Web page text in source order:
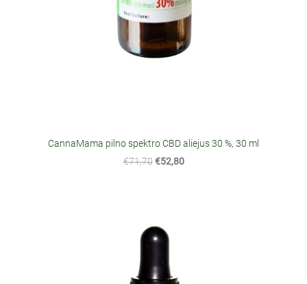
CannaMama pilno spektro CBD aliejus 30 %, 30 ml
€71,70 €52,80